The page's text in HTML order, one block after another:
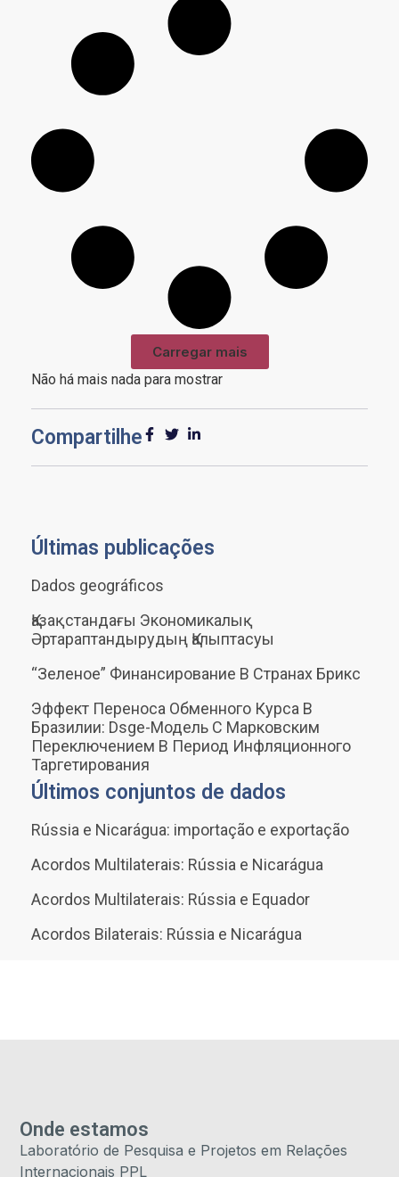
Carregar mais
Não há mais nada para mostrar
Compartilhe
Últimas publicações
Dados geográficos
Қазақстандағы Экономикалық
Әртараптандырудың Қалыптасуы
“Зеленое” Финансирование В Странах Брикс
Эффект Переноса Обменного Курса В
Бразилии: Dsge-Модель С Марковским
Переключением В Период Инфляционного
Таргетирования
Últimos conjuntos de dados
Rússia e Nicarágua: importação e exportação
Acordos Multilaterais: Rússia e Nicarágua
Acordos Multilaterais: Rússia e Equador
Acordos Bilaterais: Rússia e Nicarágua
Onde estamos
Laboratório de Pesquisa e Projetos em Relações
Internacionais PPL